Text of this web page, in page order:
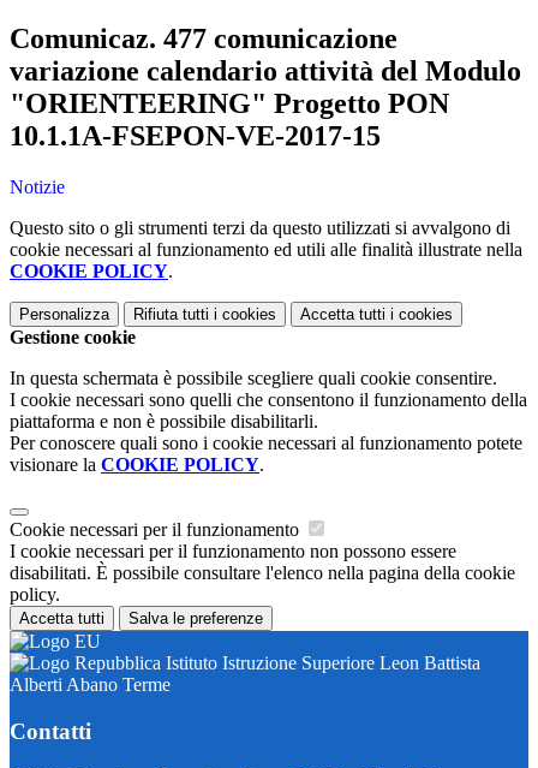
Comunicaz. 477 comunicazione
variazione calendario attività del Modulo
"ORIENTEERING" Progetto PON
10.1.1A-FSEPON-VE-2017-15
Notizie
Questo sito o gli strumenti terzi da questo utilizzati si avvalgono di
cookie necessari al funzionamento ed utili alle finalità illustrate nella
COOKIE POLICY.
Personalizza Rifiuta tutti i cookies Accetta tutti i cookies
Gestione cookie
In questa schermata è possibile scegliere quali cookie consentire.
I cookie necessari sono quelli che consentono il funzionamento della
piattaforma e non è possibile disabilitarli.
Per conoscere quali sono i cookie necessari al funzionamento potete
visionare la COOKIE POLICY.
Cookie necessari per il funzionamento
I cookie necessari per il funzionamento non possono essere
disabilitati. È possibile consultare l'elenco nella pagina della cookie
policy.
Accetta tutti Salva le preferenze
Istituto Istruzione Superiore Leon Battista
Alberti Abano Terme
Contatti